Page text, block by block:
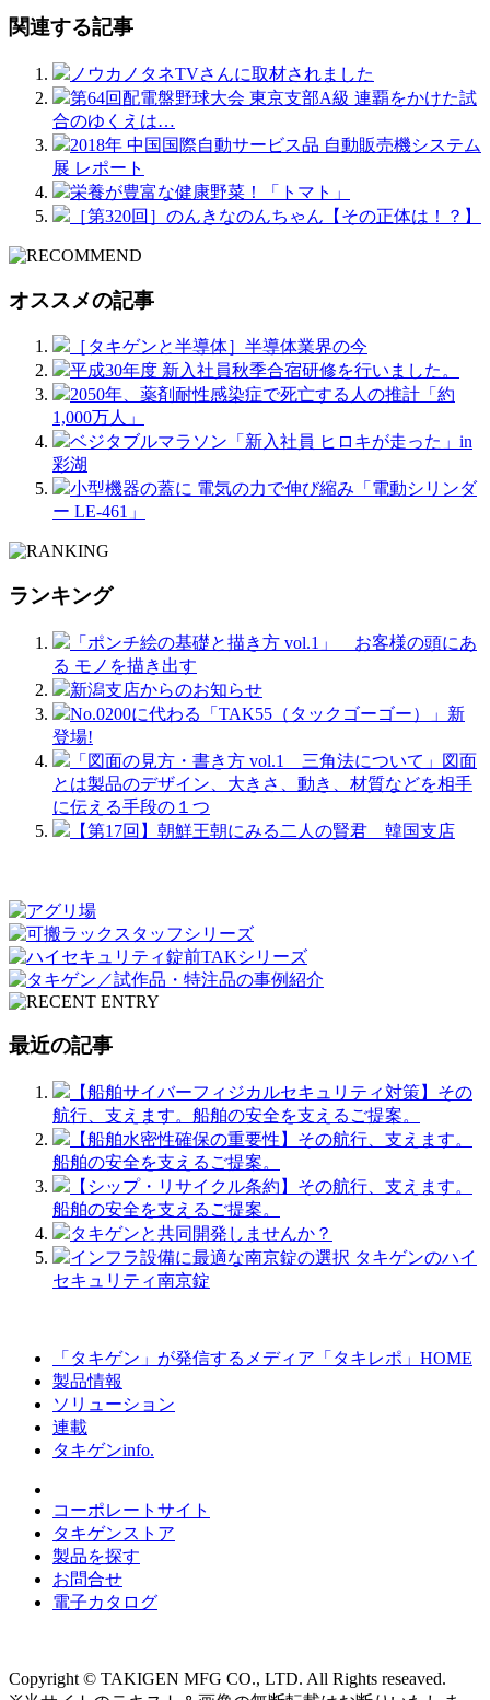
関連する記事
ノウカノタネTVさんに取材されました
第64回配電盤野球大会 東京支部A級 連覇をかけた試
合のゆくえは…
2018年 中国国際自動サービス品 自動販売機システム
展 レポート
栄養が豊富な健康野菜！「トマト」
［第320回］のんきなのんちゃん【その正体は！？】
オススメの記事
［タキゲンと半導体］半導体業界の今
平成30年度 新入社員秋季合宿研修を行いました。
2050年、薬剤耐性感染症で死亡する人の推計「約
1,000万人」
ベジタブルマラソン「新入社員 ヒロキが走った」in
彩湖
小型機器の蓋に 電気の力で伸び縮み「電動シリンダ
ー LE-461」
ランキング
「ポンチ絵の基礎と描き方 vol.1」 お客様の頭にあ
る モノを描き出す
新潟支店からのお知らせ
No.0200に代わる「TAK55（タックゴーゴー）」新
登場!
「図面の見方・書き方 vol.1 三角法について」図面
とは製品のデザイン、大きさ、動き、材質などを相手
に伝える手段の１つ
【第17回】朝鮮王朝にみる二人の賢君 韓国支店
最近の記事
【船舶サイバーフィジカルセキュリティ対策】その
航行、支えます。船舶の安全を支えるご提案。
【船舶水密性確保の重要性】その航行、支えます。
船舶の安全を支えるご提案。
【シップ・リサイクル条約】その航行、支えます。
船舶の安全を支えるご提案。
タキゲンと共同開発しませんか？
インフラ設備に最適な南京錠の選択 タキゲンのハイ
セキュリティ南京錠
「タキゲン」が発信するメディア「タキレポ」HOME
製品情報
ソリューション
連載
タキゲンinfo.
コーポレートサイト
タキゲンストア
製品を探す
お問合せ
電子カタログ
Copyright © TAKIGEN MFG CO., LTD. All Rights reseaved.